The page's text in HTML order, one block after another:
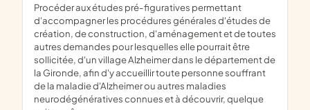
procéder aux études pré-figuratives permettant
d'accompagner les procédures générales d'études de
création, de construction, d'aménagement et de toutes
autres demandes pour lesquelles elle pourrait être
sollicitée, d'un village Alzheimer dans le département de
la Gironde, afin d'y accueillir toute personne souffrant
de la maladie d'Alzheimer ou autres maladies
neurodégénératives connues et à découvrir, quelque